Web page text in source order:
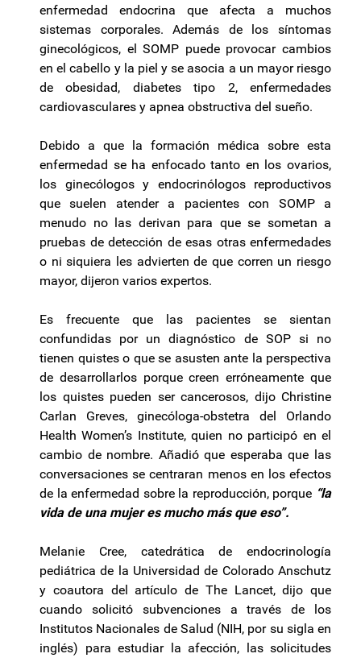
enfermedad endocrina que afecta a muchos
sistemas corporales. Además de los síntomas
ginecológicos, el SOMP puede provocar cambios
en el cabello y la piel y se asocia a un mayor riesgo
de obesidad, diabetes tipo 2, enfermedades
cardiovasculares y apnea obstructiva del sueño.
Debido a que la formación médica sobre esta
enfermedad se ha enfocado tanto en los ovarios,
los ginecólogos y endocrinólogos reproductivos
que suelen atender a pacientes con SOMP a
menudo no las derivan para que se sometan a
pruebas de detección de esas otras enfermedades
o ni siquiera les advierten de que corren un riesgo
mayor, dijeron varios expertos.
Es frecuente que las pacientes se sientan
confundidas por un diagnóstico de SOP si no
tienen quistes o que se asusten ante la perspectiva
de desarrollarlos porque creen erróneamente que
los quistes pueden ser cancerosos, dijo Christine
Carlan Greves, ginecóloga-obstetra del Orlando
Health Women’s Institute, quien no participó en el
cambio de nombre. Añadió que esperaba que las
conversaciones se centraran menos en los efectos
de la enfermedad sobre la reproducción, porque “la
vida de una mujer es mucho más que eso”.
Melanie Cree, catedrática de endocrinología
pediátrica de la Universidad de Colorado Anschutz
y coautora del artículo de The Lancet, dijo que
cuando solicitó subvenciones a través de los
Institutos Nacionales de Salud (NIH, por su sigla en
inglés) para estudiar la afección, las solicitudes